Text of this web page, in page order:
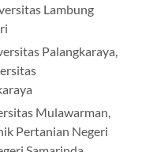
Lambung
Palangkaraya,
Mulawarman,
Pertanian Negeri